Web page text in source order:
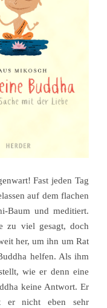
Fast jeden Tag
auf dem flachen
Baum und meditiert.
zu viel gesagt, doch
her, um ihn um Rat
helfen. Als ihm
wie er denn eine
keine Antwort. Er
er nicht eben sehr